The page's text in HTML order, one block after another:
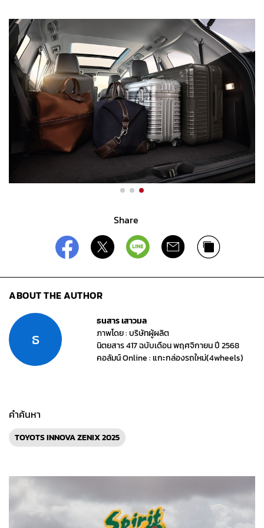
Share
ABOUT THE AUTHOR
ธ
ธนสาร เสาวมล
ภาพโดย : บริษัทผู้ผลิต
นิตยสาร 417 ฉบับเดือน พฤศจิกายน ปี 2568
คอลัมน์ Online : แกะกล่องรถใหม่(4wheels)
คำค้นหา
TOYOTS INNOVA ZENIX 2025